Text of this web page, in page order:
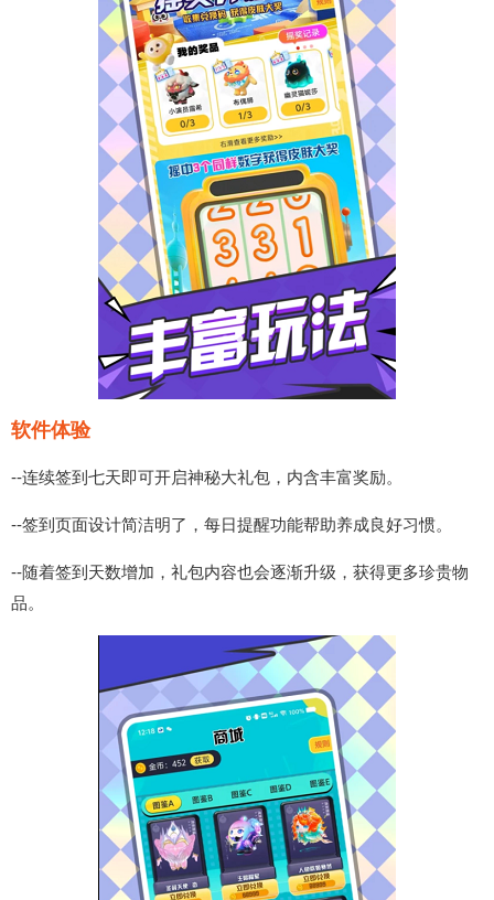
软件体验
--连续签到七天即可开启神秘大礼包，内含丰富奖励。
--签到页面设计简洁明了，每日提醒功能帮助养成良好习惯。
--随着签到天数增加，礼包内容也会逐渐升级，获得更多珍贵物
品。